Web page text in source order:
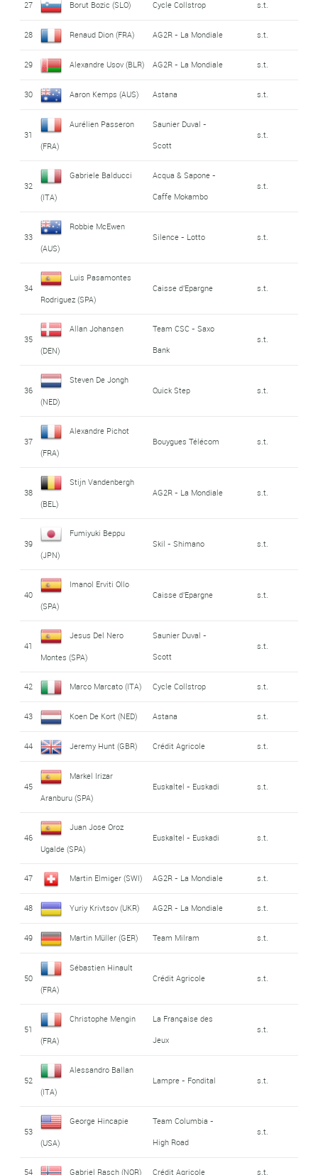
27 Borut Bozic (SLO) Cycle Collstrop s.t.
28 Renaud Dion (FRA) AG2R - La Mondiale s.t.
29 Alexandre Usov (BLR) AG2R - La Mondiale s.t.
30 Aaron Kemps (AUS) Astana s.t.
31
Aurélien Passeron
(FRA)
Saunier Duval -
Scott
s.t.
32
Gabriele Balducci
(ITA)
Acqua & Sapone -
Caffe Mokambo
s.t.
33
Robbie McEwen
(AUS)
Silence - Lotto s.t.
34
Luis Pasamontes
Rodriguez (SPA)
Caisse d'Epargne s.t.
35
Allan Johansen
(DEN)
Team CSC - Saxo
Bank
s.t.
36
Steven De Jongh
(NED)
Quick Step s.t.
37
Alexandre Pichot
(FRA)
Bouygues Télécom s.t.
38
Stijn Vandenbergh
(BEL)
AG2R - La Mondiale s.t.
39
Fumiyuki Beppu
(JPN)
Skil - Shimano s.t.
40
Imanol Erviti Ollo
(SPA)
Caisse d'Epargne s.t.
41
Jesus Del Nero
Montes (SPA)
Saunier Duval -
Scott
s.t.
42 Marco Marcato (ITA) Cycle Collstrop s.t.
43 Koen De Kort (NED) Astana s.t.
44 Jeremy Hunt (GBR) Crédit Agricole s.t.
45
Markel Irizar
Aranburu (SPA)
Euskaltel - Euskadi s.t.
46
Juan Jose Oroz
Ugalde (SPA)
Euskaltel - Euskadi s.t.
47 Martin Elmiger (SWI) AG2R - La Mondiale s.t.
48 Yuriy Krivtsov (UKR) AG2R - La Mondiale s.t.
49 Martin Müller (GER) Team Milram s.t.
50
Sébastien Hinault
(FRA)
Crédit Agricole s.t.
51
Christophe Mengin
(FRA)
La Française des
Jeux
s.t.
52
Alessandro Ballan
(ITA)
Lampre - Fondital s.t.
53
George Hincapie
(USA)
Team Columbia -
High Road
s.t.
54 Gabriel Rasch (NOR) Crédit Agricole s.t.